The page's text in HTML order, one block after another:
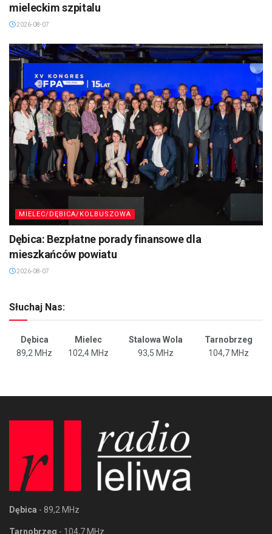
mieleckim szpitalu
2026-08-07
MIELEC/DĘBICA/KOLBUSZOWA
Dębica: Bezpłatne porady finansowe dla
mieszkańców powiatu
2026-08-07
Słuchaj Nas:
Dębica Mielec Stalowa Wola
Tarnobrzeg
89,2 MHz
102,4 MHz 93,5 MHz 104,7 MHz
Dębica - 89,2 MHz
Tarnobrzeg - 104,7 MHz